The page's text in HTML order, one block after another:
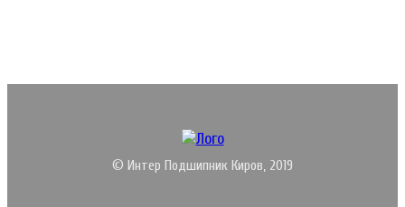
© Интер Подшипник Киров, 2019